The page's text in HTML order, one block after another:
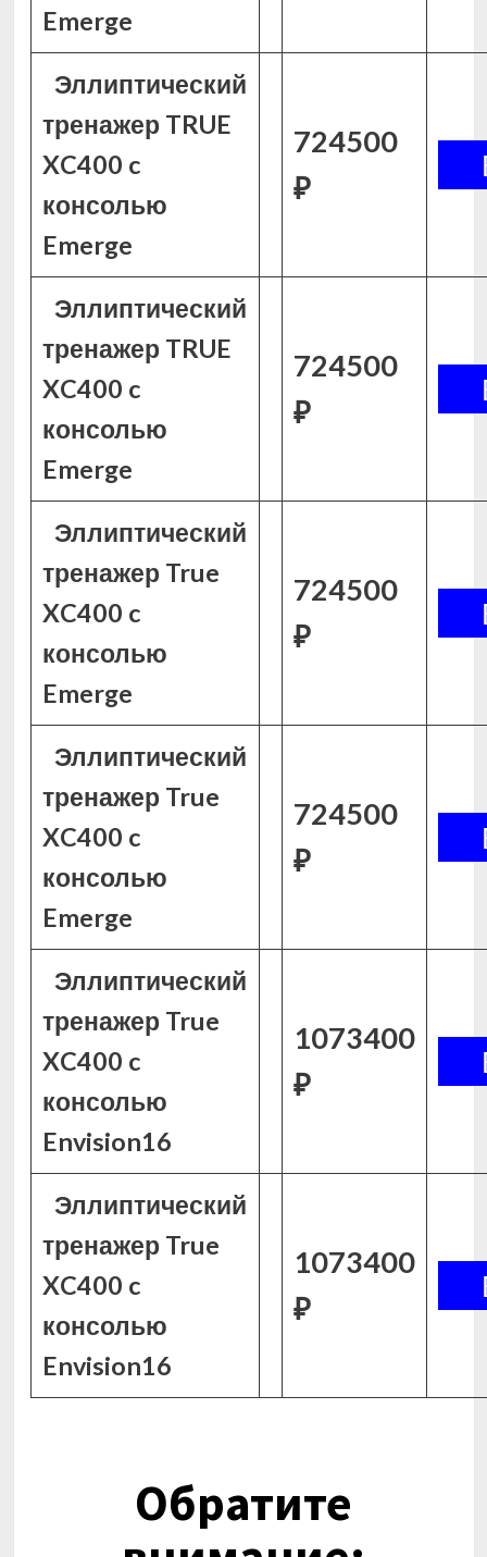
Emerge
Эллиптический
тренажер TRUE
XC400 c
консолью
Emerge
724500
₽
Эллиптический
тренажер TRUE
XC400 c
консолью
Emerge
724500
₽
Эллиптический
тренажер True
XC400 c
консолью
Emerge
724500
₽
Эллиптический
тренажер True
XC400 c
консолью
Emerge
724500
₽
Эллиптический
тренажер True
XC400 c
консолью
Envision16
1073400
₽
Эллиптический
тренажер True
XC400 c
консолью
Envision16
1073400
₽
Обратите